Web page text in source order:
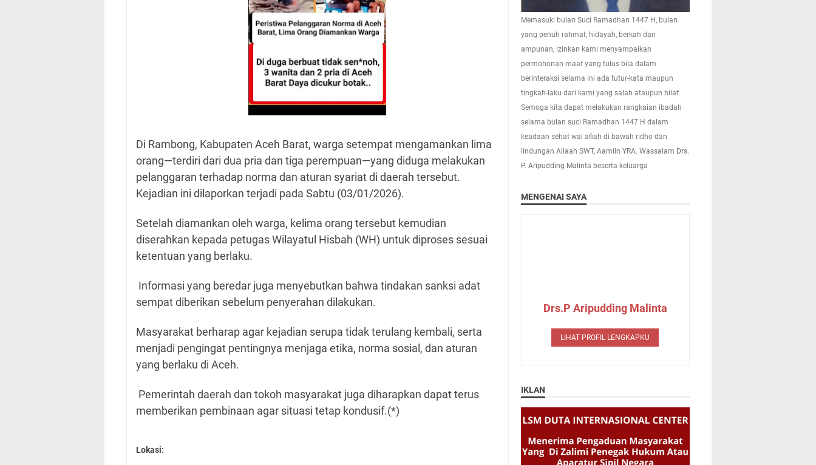
Di Rambong, Kabupaten Aceh Barat, warga setempat mengamankan lima
orang—terdiri dari dua pria dan tiga perempuan—yang diduga melakukan
pelanggaran terhadap norma dan aturan syariat di daerah tersebut.
Kejadian ini dilaporkan terjadi pada Sabtu (03/01/2026).
Setelah diamankan oleh warga, kelima orang tersebut kemudian
diserahkan kepada petugas Wilayatul Hisbah (WH) untuk diproses sesuai
ketentuan yang berlaku.
Informasi yang beredar juga menyebutkan bahwa tindakan sanksi adat
sempat diberikan sebelum penyerahan dilakukan.
Masyarakat berharap agar kejadian serupa tidak terulang kembali, serta
menjadi pengingat pentingnya menjaga etika, norma sosial, dan aturan
yang berlaku di Aceh.
Pemerintah daerah dan tokoh masyarakat juga diharapkan dapat terus
memberikan pembinaan agar situasi tetap kondusif.(*)
Lokasi:
Memasuki bulan Suci Ramadhan 1447 H, bulan
yang penuh rahmat, hidayah, berkah dan
ampunan, izinkan kami menyampaikan
permohonan maaf yang tulus bila dalam
berinteraksi selama ini ada tutur-kata maupun
tingkah-laku dari kami yang salah ataupun hilaf.
Semoga kita dapat melakukan rangkaian ibadah
selama bulan suci Ramadhan 1447 H dalam
keadaan sehat wal afiah di bawah ridho dan
lindungan Allaah SWT, Aamiin YRA. Wassalam Drs.
P. Aripudding Malinta beserta keluarga
MENGENAI SAYA
Drs.P Aripudding Malinta
LIHAT PROFIL LENGKAPKU
IKLAN